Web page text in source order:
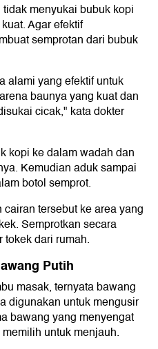
menyukai bubuk kopi
Agar efektif
semprotan dari bubuk
alami yang efektif untuk
baunya yang kuat dan
cicak," kata dokter
kopi ke dalam wadah dan
Kemudian aduk sampai
botol semprot.
tersebut ke area yang
Semprotkan secara
tokek dari rumah.
Putih
masak, ternyata bawang
digunakan untuk mengusir
bawang yang menyengat
untuk menjauh.